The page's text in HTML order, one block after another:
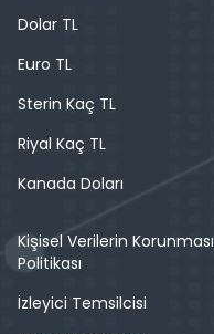
Dolar TL
Euro TL
Sterin Kaç TL
Riyal Kaç TL
Kanada Doları
Kişisel Verilerin Korunması
Politikası
İzleyici Temsilcisi